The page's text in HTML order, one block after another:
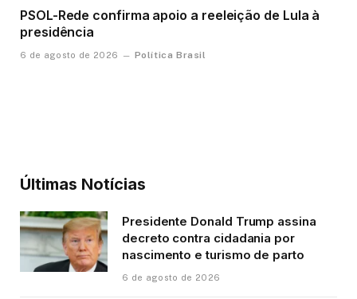
PSOL-Rede confirma apoio a reeleição de Lula à
presidência
6 de agosto de 2026 Política Brasil
Últimas Notícias
Presidente Donald Trump assina
decreto contra cidadania por
nascimento e turismo de parto
6 de agosto de 2026